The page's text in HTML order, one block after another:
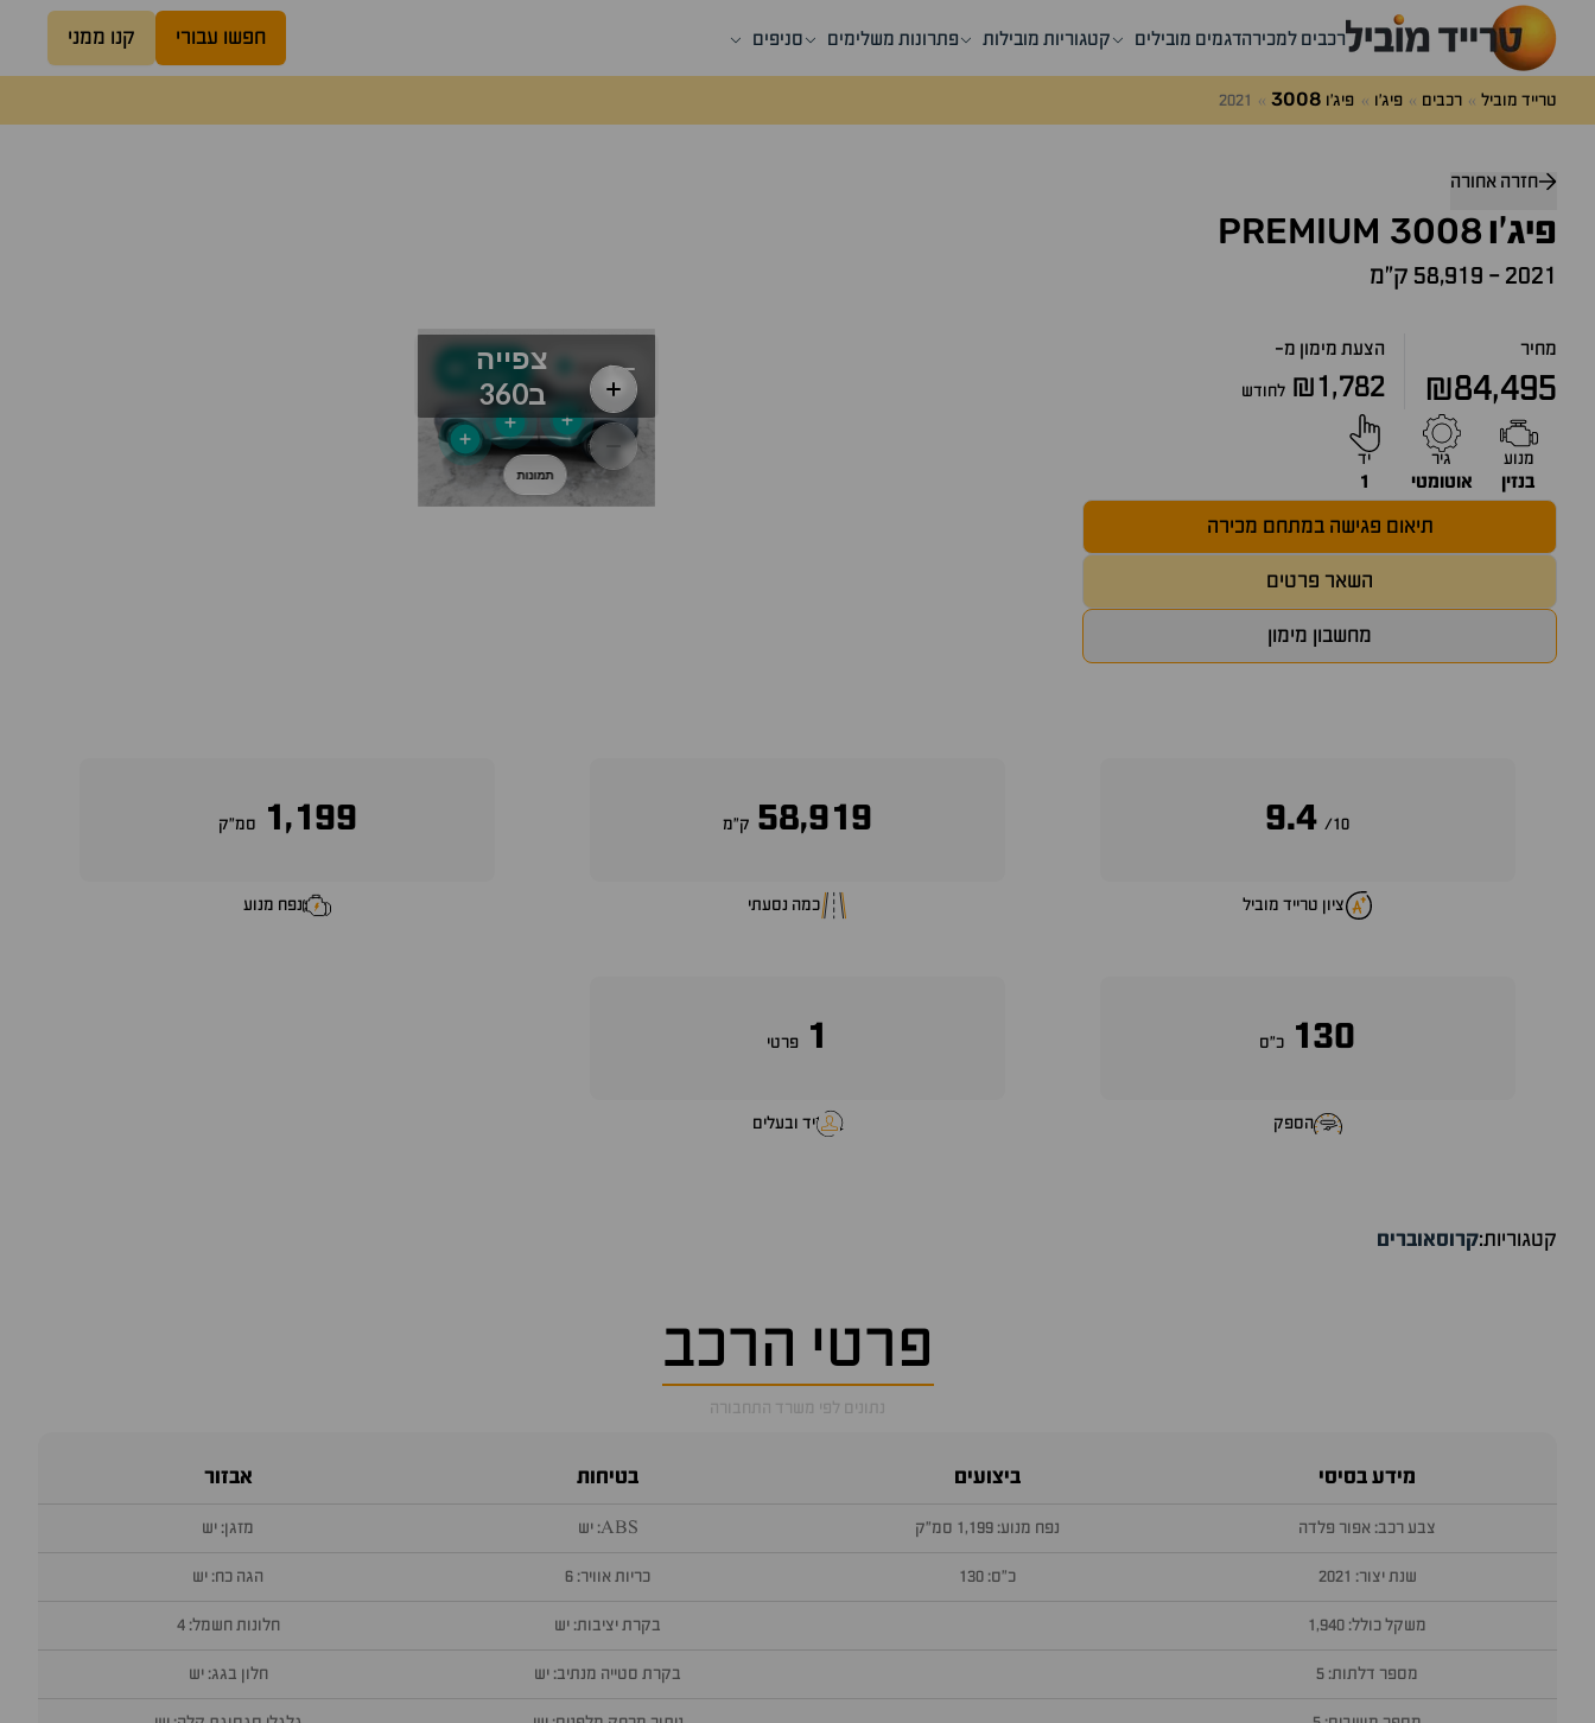
רכבים למכירהדגמים מובילים קטגוריות מובילות פתרונות משלימים סניפים חפשו עבורי קנו ממני
טרייד מוביל רכבים פיג'ו פיג'ו 3008
2021
שאלות
ותשובות
חזרה אחורה
פיג'ו 3008
PREMIUM
2021
- 58,919 ק״מ
מחיר
₪84,495
הצעת מימון מ-
₪1,782 לחודש
מנוע
בנזין
גיר
אוטומטי
יד
1
תיאום פגישה במתחם מכירה
השאר פרטים
מחשבון מימון
10/
9.4
ציון טרייד מוביל
58,919 ק״מ
כמה נסעתי
1,199 סמ״ק
נפח מנוע
130 כ״ס
הספק
1 פרטי
יד ובעלים
קטגוריות:קרוסאוברים
פרטי הרכב
נתונים לפי משרד התחבורה
מידע בסיסי
צבע רכב: אפור פלדה
שנת יצור: 2021
משקל כולל: 1,940
מספר דלתות: 5
ביצועים
נפח מנוע: 1,199 סמ״ק
כ״ס: 130
בטיחות
ABS: יש
כריות אוויר: 6
בקרת יציבות: יש
בקרת סטייה מנתיב: יש
אבזור
מזגן: יש
הגה כח: יש
חלונות חשמל: 4
חלון בגג: יש